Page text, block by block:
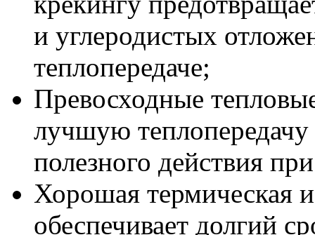
и углеродистых
теплопередаче;
Превосходные
лучшую
полезного действия
Хорошая термическая
обеспечивает долгий